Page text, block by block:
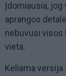
Įdomiausia, jog
aprangos
nebuvusi visos
vieta.
Keliama